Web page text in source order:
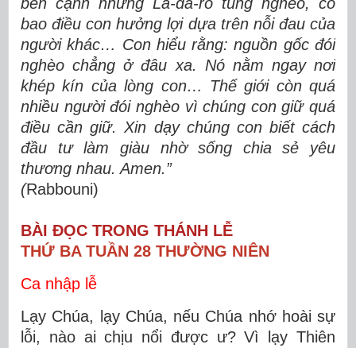
bao điều con hưởng lợi dựa trên nỗi đau của
người khác… Con hiểu rằng: nguồn gốc đói
nghèo chẳng ở đâu xa. Nó nằm ngay nơi
khép kín của lòng con… Thế giới còn quá
nhiều người đói nghèo vì chúng con giữ quá
điều cần giữ. Xin dạy chúng con biết cách
đầu tư làm giàu nhờ sống chia sẻ yêu
thương nhau. Amen.”
(Rabbouni)
BÀI ĐỌC TRONG THÁNH LỄ
THỨ BA TUẦN 28 THƯỜNG NIÊN
Ca nhập lễ
Lạy Chúa, lạy Chúa, nếu Chúa nhớ hoài sự
lỗi, nào ai chịu nổi được ư? Vì lạy Thiên